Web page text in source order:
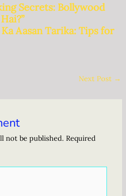
Secrets: Bollywood
Aasan Tarika: Tips for
Next Post →
not be published. Required